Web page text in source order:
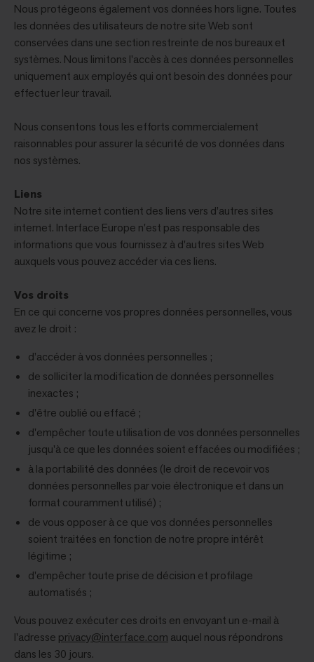
Nous protégeons également vos données hors ligne. Toutes
les données des utilisateurs de notre site Web sont
conservées dans une section restreinte de nos bureaux et
systèmes. Nous limitons l'accès à ces données personnelles
uniquement aux employés qui ont besoin des données pour
effectuer leur travail.
Nous consentons tous les efforts commercialement
raisonnables pour assurer la sécurité de vos données dans
nos systèmes.
Liens
Notre site internet contient des liens vers d’autres sites
internet. Interface Europe n'est pas responsable des
informations que vous fournissez à d'autres sites Web
auxquels vous pouvez accéder via ces liens.
Vos droits
En ce qui concerne vos propres données personnelles, vous
avez le droit :
d’accéder à vos données personnelles ;
de solliciter la modification de données personnelles
inexactes ;
d'être oublié ou effacé ;
d'empêcher toute utilisation de vos données personnelles
jusqu'à ce que les données soient effacées ou modifiées ;
à la portabilité des données (le droit de recevoir vos
données personnelles par voie électronique et dans un
format couramment utilisé) ;
de vous opposer à ce que vos données personnelles
soient traitées en fonction de notre propre intérêt
légitime ;
d'empêcher toute prise de décision et profilage
automatisés ;
Vous pouvez exécuter ces droits en envoyant un e-mail à
l'adresse privacy@interface.com auquel nous répondrons
dans les 30 jours.